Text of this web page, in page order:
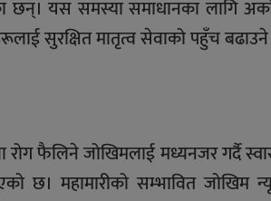
छन्। यस समस्या समाधानका लागि
सुरक्षित मातृत्व सेवाको पहुँच बढाउने
रोग फैलिने जोखिमलाई मध्यनजर गर्दै
छ। महामारीको सम्भावित जोखिम